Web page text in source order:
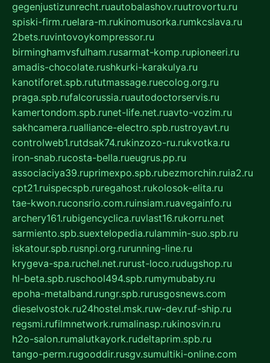
gegenjustizunrecht.ruautobalashov.ruutrovortu.ru
spiski-firm.ruelara-m.rukinomusorka.rumkcslava.ru
2bets.ruvintovoykompressor.ru
birminghamvsfulham.rusarmat-komp.rupioneeri.ru
amadis-chocolate.rushkurki-karakulya.ru
kanotiforet.spb.rututmassage.ruecolog.org.ru
praga.spb.rufalcorussia.ruautodoctorservis.ru
kamertondom.spb.runet-life.net.ruavto-vozim.ru
sakhcamera.rualliance-electro.spb.rustroyavt.ru
controlweb1.rutdsak74.rukinzozo-ru.rukvotka.ru
iron-snab.rucosta-bella.rueugrus.pp.ru
associaciya39.ruprimexpo.spb.rubezmorchin.ruia2.ru
cpt21.ruispecspb.ruregahost.rukolosok-elita.ru
tae-kwon.ruconsrio.com.ruinsiam.ruavegainfo.ru
archery161.rubigencyclica.ruvlast16.rukorru.net
sarmiento.spb.suextelopedia.rulammin-suo.spb.ru
iskatour.spb.rusnpi.org.rurunning-line.ru
krygeva-spa.ruchel.net.rurust-loco.rudugshop.ru
hl-beta.spb.ruschool494.spb.rumymubaby.ru
epoha-metalband.rungr.spb.rurusgosnews.com
dieselvostok.ru24hostel.msk.ruw-dev.ruf-ship.ru
regsmi.rufilmnetwork.rumalinasp.rukinosvin.ru
h2o-salon.rumalutkayork.rudeltaprim.spb.ru
tango-perm.rugooddir.rusgv.sumultiki-online.com